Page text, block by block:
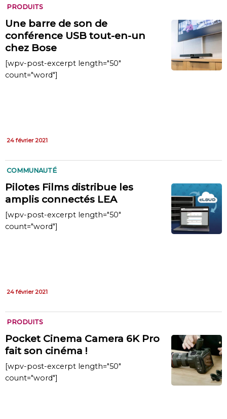
PRODUITS
Une barre de son de
conférence USB tout-en-un
chez Bose
[wpv-post-excerpt length="50"
count="word"]
24 février 2021
COMMUNAUTÉ
Pilotes Films distribue les
amplis connectés LEA
[wpv-post-excerpt length="50"
count="word"]
24 février 2021
PRODUITS
Pocket Cinema Camera 6K Pro
fait son cinéma !
[wpv-post-excerpt length="50"
count="word"]